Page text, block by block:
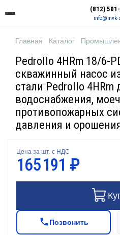
(812)
info@mvk-
Главная Каталог
Pedrollo 4HRm 18/6-
скважинный насос
стали Pedrollo 4HRm
водоснабжения,
противопожарных
давления и
Цена за шт. с НДС
165 191 ₽
Позвонить